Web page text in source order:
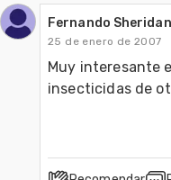
Fernando Sheridan
25 de enero de 2007
Muy interesante
insecticidas de